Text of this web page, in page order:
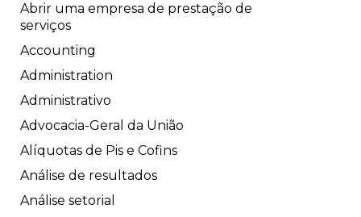
Abrir uma empresa de prestação de
serviços
Accounting
Administration
Administrativo
Advocacia-Geral da União
Alíquotas de Pis e Cofins
Análise de resultados
Análise setorial